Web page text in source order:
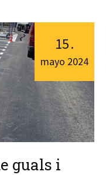
guals i
15.
mayo 2024